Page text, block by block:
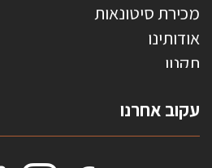
מכירת סיטונאות
אודותינו
תקנון
טפטים משולשים
וילונות חסיני אש
עקוב אחרנו